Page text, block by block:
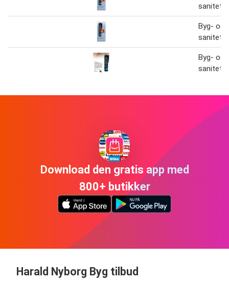
Byg- og
Byg- og
Download den gratis app med
800+ butikker
Harald Nyborg Byg tilbud